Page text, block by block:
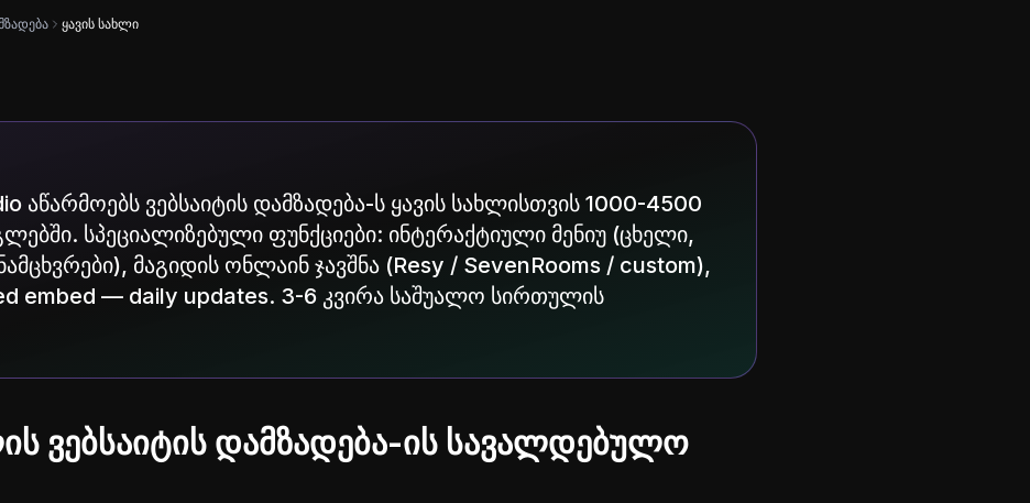
ყავის სახლი
აწარმოებს ვებსაიტის დამზადება-ს ყავის სახლისთვის 1000-4500
სპეციალიზებული ფუნქციები: ინტერაქტიული მენიუ (ცხელი,
მაგიდის ონლაინ ჯავშნა (Resy / SevenRooms / custom),
embed — daily updates. 3-6 კვირა საშუალო სირთულის
ვებსაიტის დამზადება-ის სავალდებულო